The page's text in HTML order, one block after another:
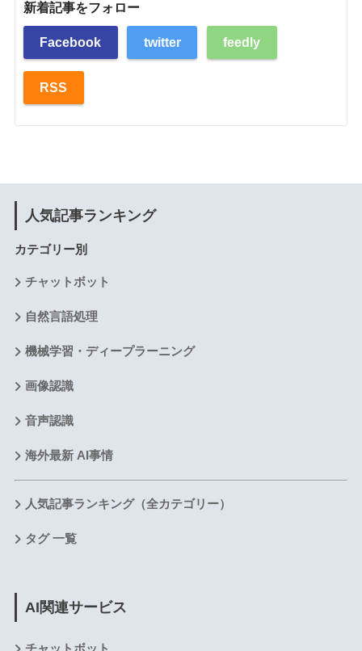
新着記事をフォロー
Facebook twitter feedly
RSS
人気記事ランキング
カテゴリー別
チャットボット
自然言語処理
機械学習・ディープラーニング
画像認識
音声認識
海外最新 AI事情
人気記事ランキング（全カテゴリー）
タグ 一覧
AI関連サービス